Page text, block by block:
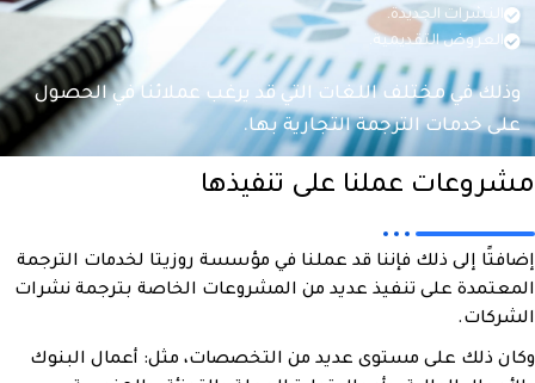
النشرات الجديدة.
العروض التقديمية.
وذلك في مختلف اللغات التي قد يرغب عملائنا في الحصول
على خدمات الترجمة التجارية بها.
مشروعات عملنا على تنفيذها
إضافتًا إلى ذلك فإننا قد عملنا في مؤسسة روزيتا لخدمات الترجمة
المعتمدة على تنفيذ عديد من المشروعات الخاصة بترجمة نشرات
الشركات.
وكان ذلك على مستوى عديد من التخصصات، مثل: أعمال البنوك